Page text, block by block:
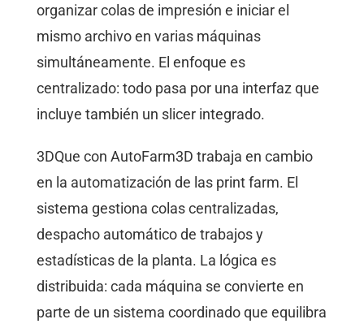
organizar colas de impresión e iniciar el
mismo archivo en varias máquinas
simultáneamente. El enfoque es
centralizado: todo pasa por una interfaz que
incluye también un slicer integrado.
3DQue con AutoFarm3D trabaja en cambio
en la automatización de las print farm. El
sistema gestiona colas centralizadas,
despacho automático de trabajos y
estadísticas de la planta. La lógica es
distribuida: cada máquina se convierte en
parte de un sistema coordinado que equilibra